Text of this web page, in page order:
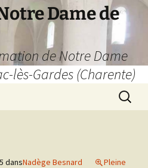
Dame de
de Notre Dame
lès-Gardes (Charente)
dansNadège Besnard
Pleine